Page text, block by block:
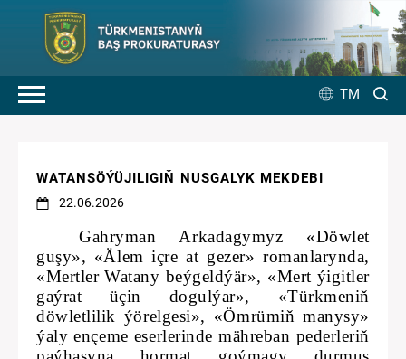
TM
WATANSÖÝÜJILIGIŇ NUSGALYK MEKDEBI
22.06.2026
Gahryman Arkadagymyz «Döwlet
guşy», «Älem içre at gezer» romanlarynda,
«Mertler Watany beýgeldýär», «Mert ýigitler
gaýrat üçin dogulýar», «Türkmeniň
döwletlilik ýörelgesi», «Ömrümiň manysy»
ýaly ençeme eserlerinde mähreban pederleriň